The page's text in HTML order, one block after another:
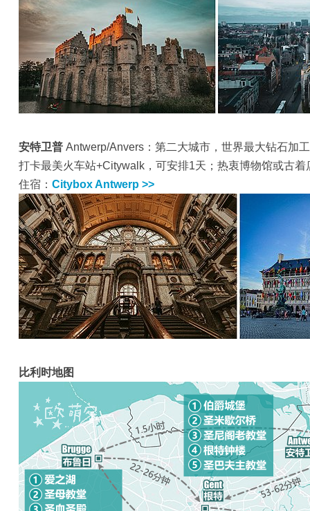
安特卫普 Antwerp/Anvers：第二大城市，世界最大钻石加
打卡最美火车站+Citywalk，可安排1天；热衷博物馆或古着
住宿： Citybox Antwerp >>
比利时地图